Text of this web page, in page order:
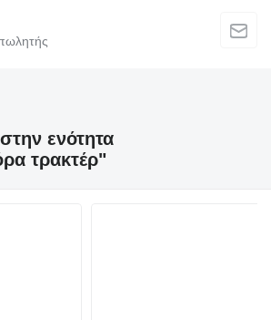
ενότητα
τρακτέρ"